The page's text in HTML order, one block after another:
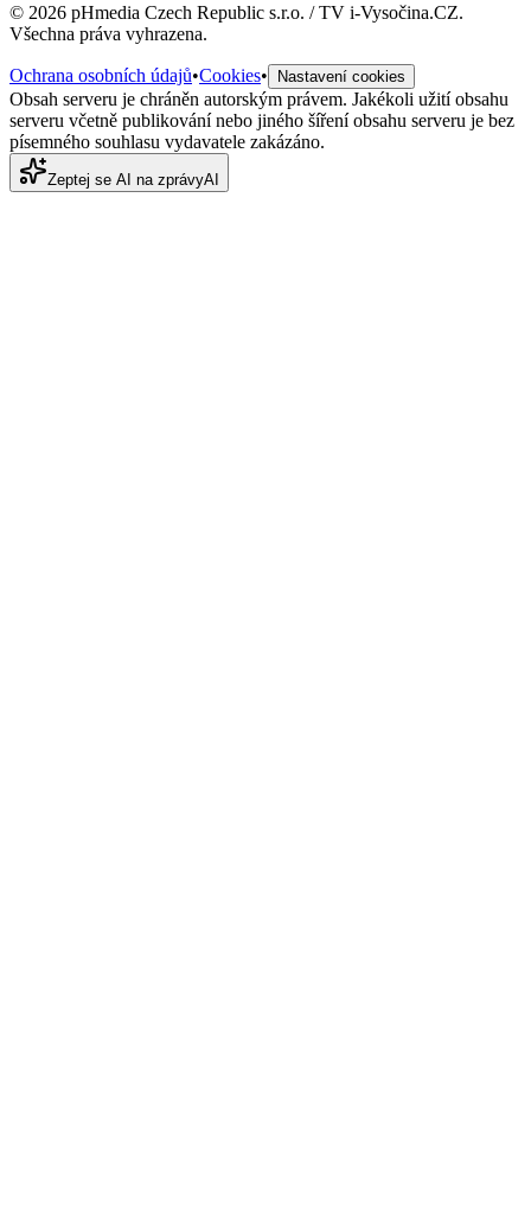
© 2026 pHmedia Czech Republic s.r.o. / TV i-Vysočina.CZ.
Všechna práva vyhrazena.
Ochrana osobních údajů•Cookies• Nastavení cookies
Obsah serveru je chráněn autorským právem. Jakékoli užití obsahu
serveru včetně publikování nebo jiného šíření obsahu serveru je bez
písemného souhlasu vydavatele zakázáno.
Zeptej se AI na zprávyAI